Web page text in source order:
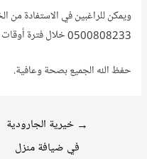
ويمكن للراغبين في الاستفادة من
0500808233 خلال فترة أوقات الرنامج.
حفظ الله الجميع بصحة وعافية.
تصفّح
المقالات
→ خيرية الجارودية
في ضيافة منزل